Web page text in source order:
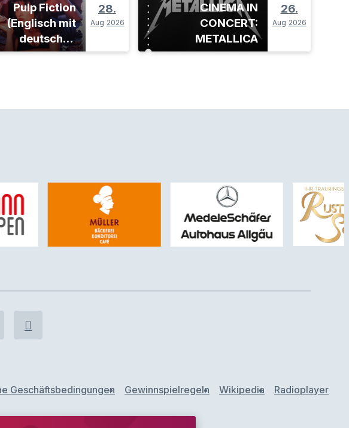
Pulp Fiction
(Englisch mit
deutschen
Untertiteln)
28.
Aug 2026
CINEMA IN
CONCERT:
METALLICA
26.
Aug 2026
Geschäftsbedingungen Gewinnspielregeln Wikipedia Radioplayer